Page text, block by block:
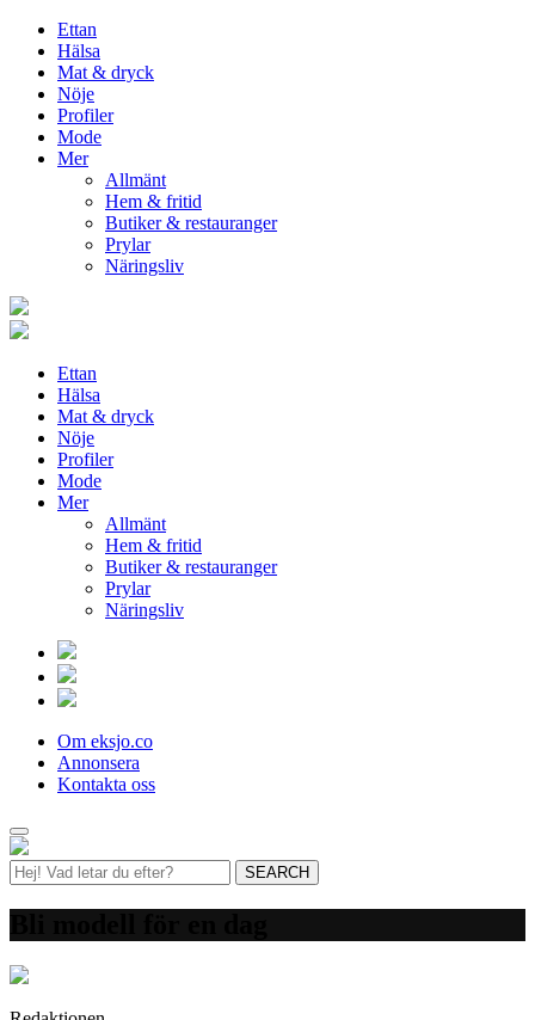
Ettan
Hälsa
Mat & dryck
Nöje
Profiler
Mode
Mer
Allmänt
Hem & fritid
Butiker & restauranger
Prylar
Näringsliv
Ettan
Hälsa
Mat & dryck
Nöje
Profiler
Mode
Mer
Allmänt
Hem & fritid
Butiker & restauranger
Prylar
Näringsliv
Om eksjo.co
Annonsera
Kontakta oss